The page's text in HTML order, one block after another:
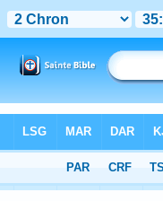
>Chapitre 35 > Verset 8